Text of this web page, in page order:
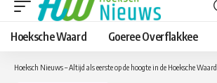
Hoeksche Waard Goeree Overflakkee
Hoeksch Nieuws – Altijd als eerste op de hoogte in de Hoeksche Waard